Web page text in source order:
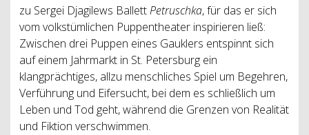
zu Sergei Djagilews BallettPetruschka, für das er sich
vom volkstümlichen Puppentheater inspirieren ließ:
Zwischen drei Puppen eines Gauklers entspinnt sich
auf einem Jahrmarkt in St. Petersburg ein
klangprächtiges, allzu menschliches Spiel um Begehren,
Verführung und Eifersucht, bei dem es schließlich um
Leben und Tod geht, während die Grenzen von Realität
und Fiktion verschwimmen.